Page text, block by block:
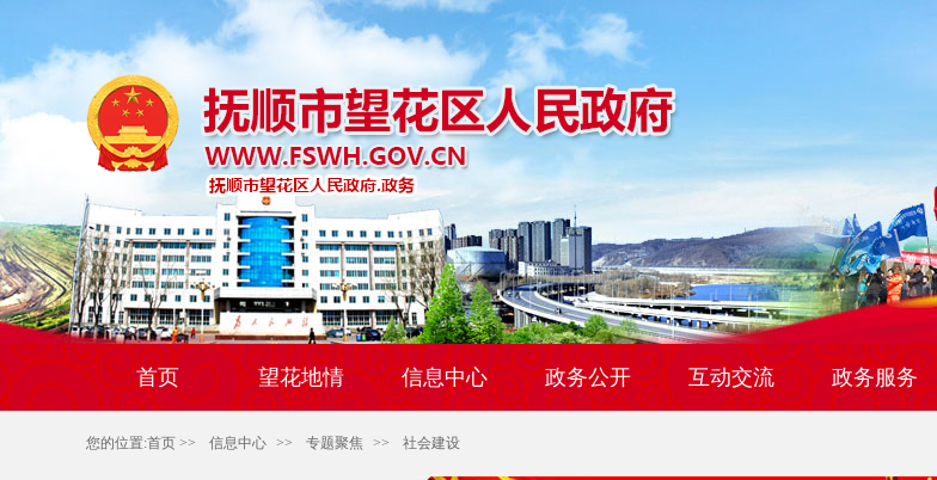
首页 望花地情 信息中心 政务公开 互动交流 政务服务
您的位置:首页 >> 信息中心 >> 专题聚焦 >> 社会建设